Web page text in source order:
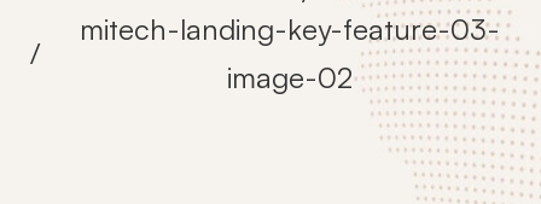
mitech-landing-key-feature-03-
image-02